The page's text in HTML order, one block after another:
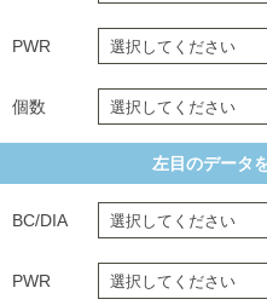
PWR
個数
左目のデータ
BC/DIA
PWR